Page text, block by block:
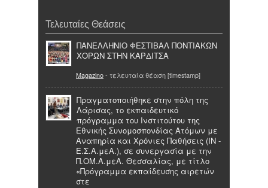
Τελευταίες Θεάσεις
ΠΑΝΕΛΛΗΝΙΟ ΦΕΣΤΙΒΑΛ ΠΟΝΤΙΑΚΩΝ
ΧΟΡΩΝ ΣΤΗΝ ΚΑΡΔΙΤΣΑ
Magazino- τελευταία θέαση [timestamp]
Πραγματοποιήθηκε στην πόλη της
Λάρισας, το εκπαιδευτικό
πρόγραμμα του Ινστιτούτου της
Εθνικής Συνομοσπονδίας Ατόμων με
Αναπηρία και Χρόνιες Παθήσεις (ΙΝ -
Ε.Σ.Α.μεΑ.), σε συνεργασία με την
Π.ΟΜ.Α.μεΑ. Θεσσαλίας, με τίτλο
«Πρόγραμμα εκπαίδευσης αιρετών
στε